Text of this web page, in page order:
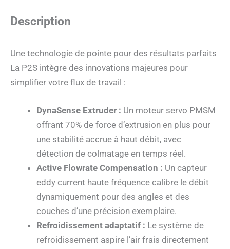
Description
Une technologie de pointe pour des résultats parfaits
La P2S intègre des innovations majeures pour
simplifier votre flux de travail :
DynaSense Extruder : Un moteur servo PMSM
offrant 70% de force d’extrusion en plus pour
une stabilité accrue à haut débit, avec
détection de colmatage en temps réel.
Active Flowrate Compensation : Un capteur
eddy current haute fréquence calibre le débit
dynamiquement pour des angles et des
couches d’une précision exemplaire.
Refroidissement adaptatif : Le système de
refroidissement aspire l’air frais directement